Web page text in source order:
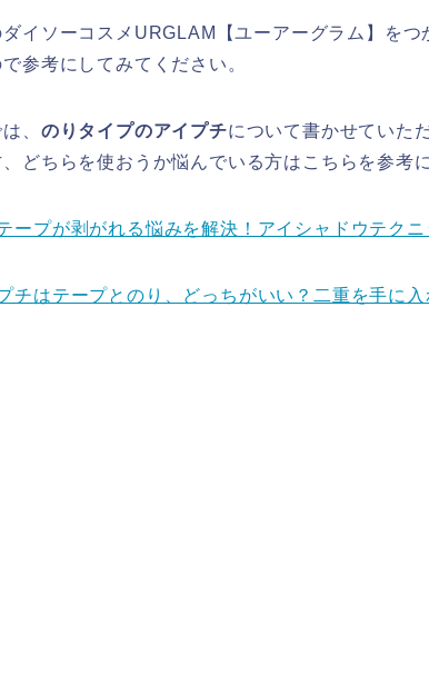
イソーコスメURGLAM【ユーアーグラム】をつ
参考にしてみてください。
、 のりタイプのアイプチについて書かせていた
どちらを使おうか悩んでいる方はこちらを参考
ープが剥がれる悩みを解決！アイシャドウテク
チはテープとのり、どっちがいい？二重を手に入